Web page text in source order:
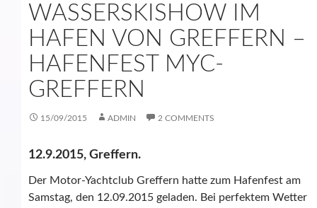
WASSERSKISHOW IM
HAFEN VON GREFFERN –
HAFENFEST MYC-
GREFFERN
15/09/2015 ADMIN 2 COMMENTS
12.9.2015, Greffern.
Der Motor-Yachtclub Greffern hatte zum Hafenfest am
Samstag, den 12.09.2015 geladen. Bei perfektem Wetter